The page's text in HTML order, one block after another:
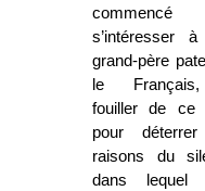
s’intéresser
grand-père
le
fouiller de ce
pour
raisons du
dans lequel